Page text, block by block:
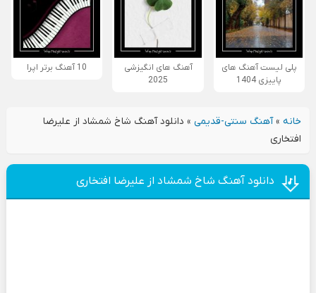
پلی لیست آهنگ های
پاییزی 1404
آهنگ های انگیزشی
2025
10 آهنگ برتر اپرا
خانه»آهنگ سنتی-قدیمی» دانلود آهنگ شاخ شمشاد از علیرضا
افتخاری
دانلود آهنگ شاخ شمشاد از علیرضا افتخاری